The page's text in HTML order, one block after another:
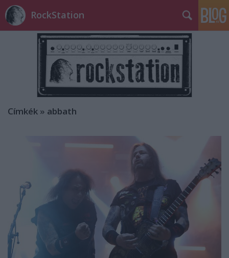
RockStation
Címkék » abbath